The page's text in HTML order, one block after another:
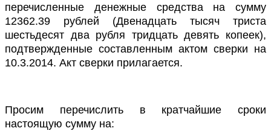
перечисленные денежные средства на сумму
12362.39 рублей (Двенадцать тысяч триста
шестьдесят два рубля тридцать девять копеек),
подтвержденные составленным актом сверки на
10.3.2014. Акт сверки прилагается.
Просим перечислить в кратчайшие сроки
настоящую сумму на: